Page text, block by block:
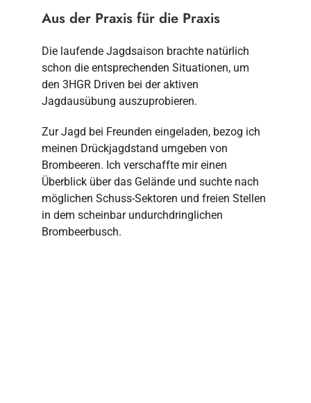
Aus der Praxis für die Praxis
Die laufende Jagdsaison brachte natürlich
schon die entsprechenden Situationen, um
den 3HGR Driven bei der aktiven
Jagdausübung auszuprobieren.
Zur Jagd bei Freunden eingeladen, bezog ich
meinen Drückjagdstand umgeben von
Brombeeren. Ich verschaffte mir einen
Überblick über das Gelände und suchte nach
möglichen Schuss-Sektoren und freien Stellen
in dem scheinbar undurchdringlichen
Brombeerbusch.